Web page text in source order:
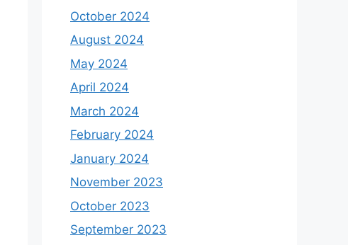
October 2024
August 2024
May 2024
April 2024
March 2024
February 2024
January 2024
November 2023
October 2023
September 2023